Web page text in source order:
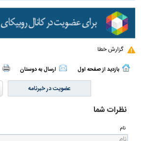
گزارش خطا
بازدید از صفحه اول ارسال به دوستان
عضویت در خبرنامه
نظرات شما
نام